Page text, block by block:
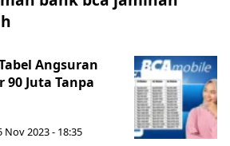
Angsuran
90 Juta Tanpa
Nov 2023 - 18:35